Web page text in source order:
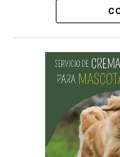
Desde Vialidad